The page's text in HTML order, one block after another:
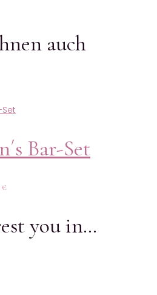
auch
Bar-Set
€
you in…